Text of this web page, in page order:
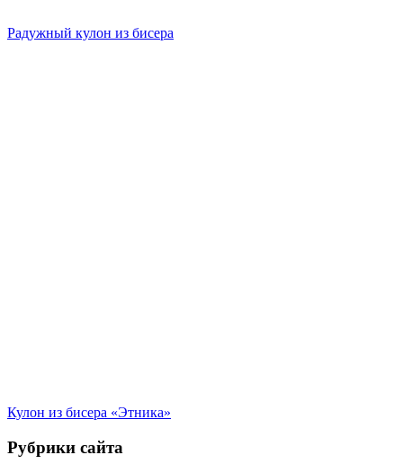
Радужный кулон из бисера
Кулон из бисера «Этника»
Рубрики сайта